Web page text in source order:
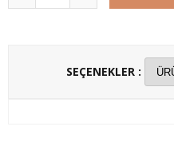
SEÇENEKLER :